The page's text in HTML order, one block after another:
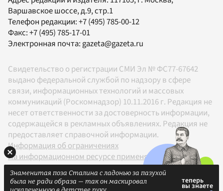
Варшавское шоссе, д.9, стр.1
Телефон редакции:+7 (495) 785-00-12
Факс:+7 (495) 785-17-01
Электронная почта:gazeta@gazeta.ru
Свидетельство о регистрации СМИ Эл № ФС77-67642
выдано федеральной службой по надзору в сфере
связи, информационных технологий и массовых
коммуникаций (Роскомнадзор) 10.11.2016 г. Редакция не
несет ответственности за достоверность информации,
содержащейся в рекламных объявлениях. Редакция не
предоставляет справочной информации.
Информация об ограничениях
На информационном ресурсе применяются
рекомендательные технологии в соответствии с
Правилами
Знаменитая поза Сталина с ладонью за пазухой
была не ради образа — так он маскировал